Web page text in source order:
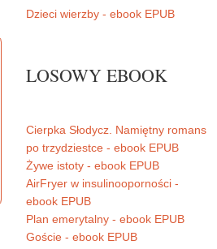
Dzieci wierzby - ebook EPUB
LOSOWY EBOOK
Cierpka Słodycz. Namiętny romans
po trzydziestce - ebook EPUB
Żywe istoty - ebook EPUB
AirFryer w insulinooporności -
ebook EPUB
Plan emerytalny - ebook EPUB
Goście - ebook EPUB